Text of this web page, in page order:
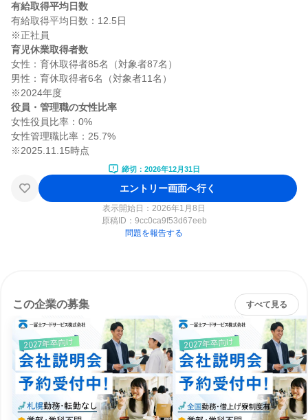
有給取得平均日数
有給取得平均日数：12.5日
育児休業取得者数
女性：育休取得者85名（対象者87名）
男性：育休取得者6名（対象者11名）
役員・管理職の女性比率
女性役員比率：0%
女性管理職比率：25.7%
締切：2026年12月31日
エントリー画面へ行く
表示開始日：2026年1月8日
原稿ID： 9cc0ca9f53d67eeb
問題を報告する
この企業の募集 すべて見る